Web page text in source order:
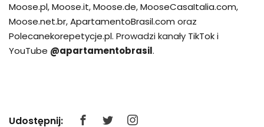
Moose.pl,Moose.it,Moose.de,MooseCasaItalia.com,
Moose.net.br,ApartamentoBrasil.com oraz
Polecanekorepetycje.pl. Prowadzi kanały TikToki
YouTube @apartamentobrasil.
Udostępnij: